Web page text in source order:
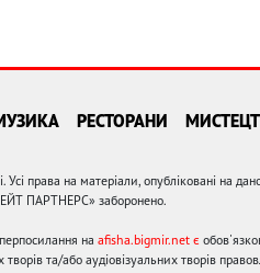
РЕСТОРАНИ
права на матеріали, опубліковані на
ПАРТНЕРС» заборонено.
на afisha.bigmir.net є
та/або аудіовізуальних творів